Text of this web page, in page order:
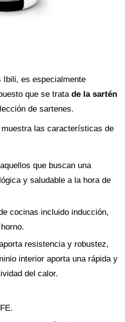
Ibili, es especialmente
que se trata de la sartén
de sartenes.
las características de
que buscan una
y saludable a la hora de
cocinas incluido inducción,
resistencia y robustez,
interior aporta una rápida y
del calor.